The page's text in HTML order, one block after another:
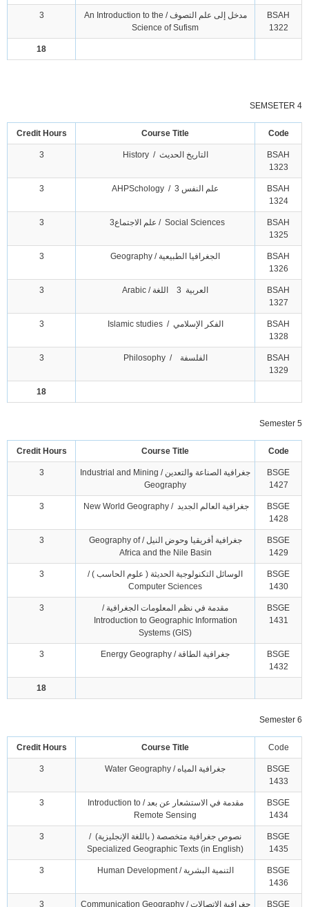
BSAH
1322
مدخل إلى علم التصوف / An Introduction to the
Science of Sufism
3
18
SEMSETER 4
Code
Course Title
Credit Hours
BSAH
1323
التاريخ الحديث / History 3
BSAH
1324
علم النفس 3 / AHPSchology 3
BSAH
1325
Social Sciences / علم الاجتماع3 3
BSAH
1326
الجغرافيا الطبيعية / Geography 3
BSAH
1327
العربية 3 اللغة / Arabic 3
BSAH
1328
الفكر الإسلامي / Islamic studies 3
BSAH
1329
الفلسفة / Philosophy 3
18
Semester 5
Code
Course Title
Credit Hours
BSGE
1427
جغرافية الصناعة والتعدين / Industrial and Mining
Geography
3
BSGE
1428
جغرافية العالم الجديد / New World Geography 3
BSGE
1429
جغرافية أفريقيا وحوض النيل / Geography of
Africa and the Nile Basin
3
BSGE
1430
الوسائل التكنولوجية الحديثة ( علوم الحاسب ) /
Computer Sciences
3
BSGE
1431
مقدمة في نظم المعلومات الجغرافية /
Introduction to Geographic Information
Systems (GIS)
3
BSGE
1432
جغرافية الطاقة / Energy Geography 3
18
Semester 6
Code
Course Title
Credit Hours
BSGE
1433
جغرافية المياه / Water Geography 3
BSGE
1434
مقدمة في الاستشعار عن بعد / Introduction to
Remote Sensing
3
BSGE
1435
نصوص جغرافية متخصصة ( باللغة الإنجليزية) /
Specialized Geographic Texts (in English)
3
BSGE
1436
التنمية البشرية / Human Development 3
BSGE جغرافية الاتصالات / Communication Geography 3